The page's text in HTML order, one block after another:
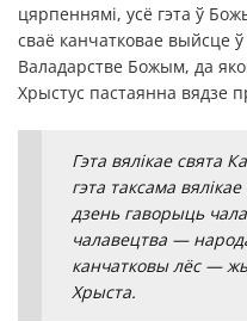
цярпеннямі, усё гэта ў
сваё канчатковае выйсце
Валадарстве Божым, да
Хрыстус пастаянна вядзе
Гэта вялікае свята
гэта таксама
дзень гаворыць
чалавецтва —
канчатковы лёс —
Хрыста.